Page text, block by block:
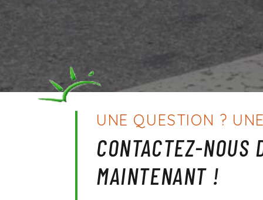
UNE QUESTION ?
CONTACTEZ-NOUS
MAINTENANT !